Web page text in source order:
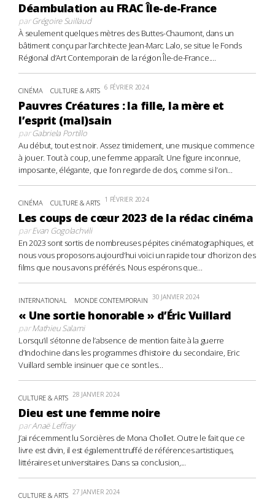
Déambulation au FRAC Île-de-France
parGrégoire Suillaud
À seulement quelques mètres des Buttes-Chaumont, dans un
bâtiment conçu par l’architecte Jean-Marc Lalo, se situe le Fonds
Régional d’Art Contemporain de la région Île-de-France....
CINÉMA CULTURE & ARTS 6 FÉVRIER 2024
Pauvres Créatures : la fille, la mère et
l’esprit (mal)sain
parGabriela Portillo
Au début, tout est noir. Assez timidement, une musique commence
à jouer. Tout à coup, une femme apparaît. Une figure inconnue,
imposante, élégante, que l’on regarde de dos, comme si l’on...
CINÉMA CULTURE & ARTS 1 FÉVRIER 2024
Les coups de cœur 2023 de la rédac cinéma
parEvan Gogolachvili
En 2023 sont sortis de nombreuses pépites cinématographiques, et
nous vous proposons aujourd’hui voici un rapide tour d’horizon des
films que nous avons préférés. Nous espérons que...
INTERNATIONAL MONDE CONTEMPORAIN 30 JANVIER 2024
« Une sortie honorable » d’Éric Vuillard
parMathieu Salami
Lorsqu’il s’étonne de l’absence de mention faite à la guerre
d’Indochine dans les programmes d’histoire du secondaire, Eric
Vuillard semble insinuer que ce sont les...
CULTURE & ARTS 28 JANVIER 2024
Dieu est une femme noire
parAnaë Leffray
J’ai récemment lu Sorcières de Mona Chollet. Outre le fait que ce
livre est divin, il est également truffé de références artistiques,
littéraires et universitaires. Dans sa conclusion,...
CULTURE & ARTS 27 JANVIER 2024